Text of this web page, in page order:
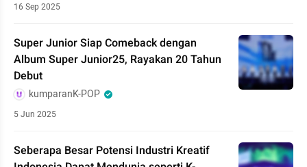
16 Sep 2025
Super Junior Siap Comeback dengan
Album Super Junior25, Rayakan 20 Tahun
Debut
kumparanK-POP
5 Jun 2025
Seberapa Besar Potensi Industri Kreatif